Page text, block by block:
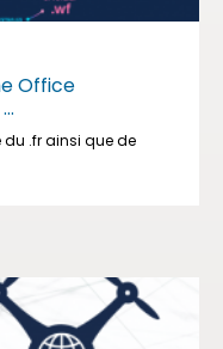
Office
du .fr ainsi que de